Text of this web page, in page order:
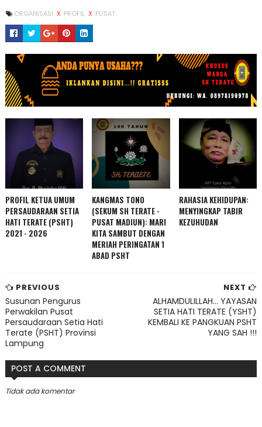
ORGANISASI X PROFIL X PUSAT
IKLAN USAHA
PROFIL KETUA UMUM
PERSAUDARAAN SETIA
HATI TERATE (PSHT)
2021 - 2026
KANGMAS TONO
(SEKUM SH TERATE -
PUSAT MADIUN): MARI
KITA SAMBUT DENGAN
MERIAH PERINGATAN 1
ABAD PSHT
RAHASIA KEHIDUPAN:
MENYINGKAP TABIR
KEZUHUDAN
NEXT
ALHAMDULILLAH... YAYASAN
SETIA HATI TERATE (YSHT)
KEMBALI KE PANGKUAN PSHT
YANG SAH !!!
PREVIOUS
Susunan Pengurus
Perwakilan Pusat
Persaudaraan Setia Hati
Terate (PSHT) Provinsi
Lampung
POST A COMMENT
Tidak ada komentar